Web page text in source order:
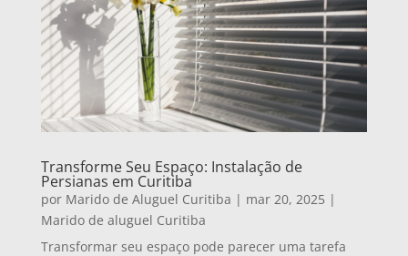
Transforme Seu Espaço: Instalação de
Persianas em Curitiba
por Marido de Aluguel Curitiba | mar 20, 2025 |
Marido de aluguel Curitiba
Transformar seu espaço pode parecer uma tarefa